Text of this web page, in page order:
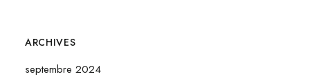
ARCHIVES
septembre 2024